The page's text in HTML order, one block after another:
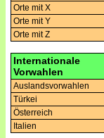
Orte mit X
Orte mit Y
Orte mit Z
Internationale
Vorwahlen
Auslandsvorwahlen
Türkei
Österreich
Italien